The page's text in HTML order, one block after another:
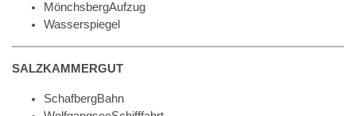
MönchsbergAufzug
Wasserspiegel
SALZKAMMERGUT
SchafbergBahn